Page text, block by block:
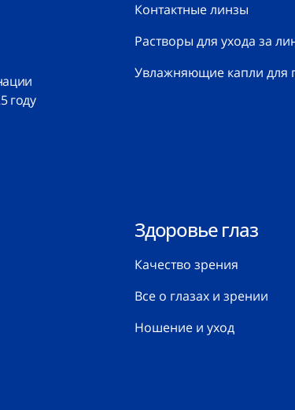
году
Контактные линзы
Растворы для ухода за
Увлажняющие капли для
Здоровье глаз
Качество зрения
Все о глазах и зрении
Ношение и уход